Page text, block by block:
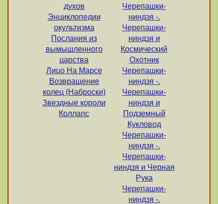
духов
Энциклопедии
окультизма
Послания из
вымышленного
царства
Лицо На Марсе
Возвращение
колец (Наброски)
Звездные короли
Коллапс
Черепашки-
ниндзя -.
Черепашки-
ниндзя и
Космический
Охотник
Черепашки-
ниндзя -.
Черепашки-
ниндзя и
Подземный
Кукловод
Черепашки-
ниндзя -.
Черепашки-
ниндзя и Черная
Рука
Черепашки-
ниндзя -.